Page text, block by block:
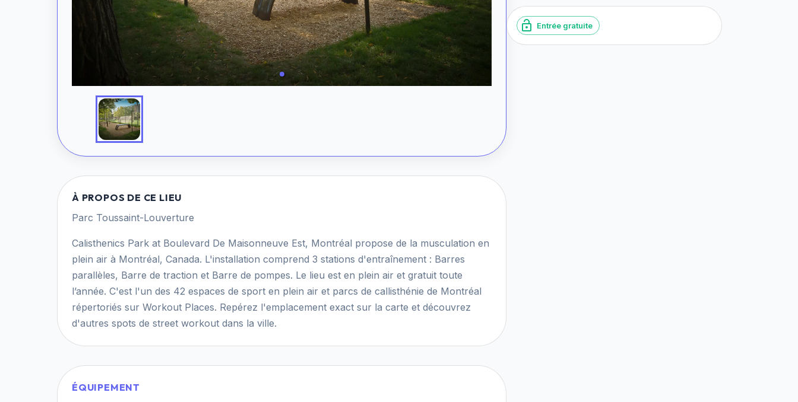
À PROPOS DE CE LIEU
Parc Toussaint-Louverture
Calisthenics Park at Boulevard De Maisonneuve Est, Montréal propose de la musculation en
plein air à Montréal, Canada. L'installation comprend 3 stations d'entraînement : Barres
parallèles, Barre de traction et Barre de pompes. Le lieu est en plein air et gratuit toute
l’année. C'est l'un des 42 espaces de sport en plein air et parcs de callisthénie de Montréal
répertoriés sur Workout Places. Repérez l'emplacement exact sur la carte et découvrez
d'autres spots de street workout dans la ville.
ÉQUIPEMENT
Entrée gratuite